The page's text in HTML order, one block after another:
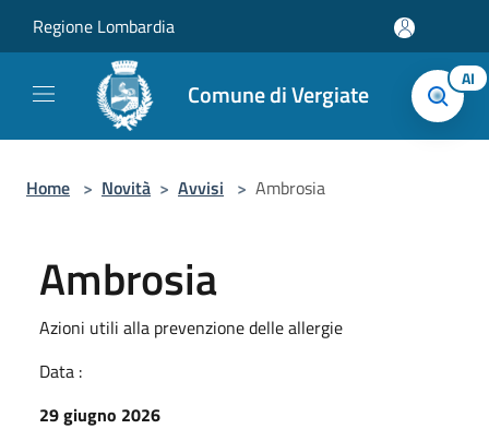
Regione Lombardia
Comune di Vergiate AI
Home > Novità > Avvisi > Ambrosia
Ambrosia
Azioni utili alla prevenzione delle allergie
Data :
29 giugno 2026